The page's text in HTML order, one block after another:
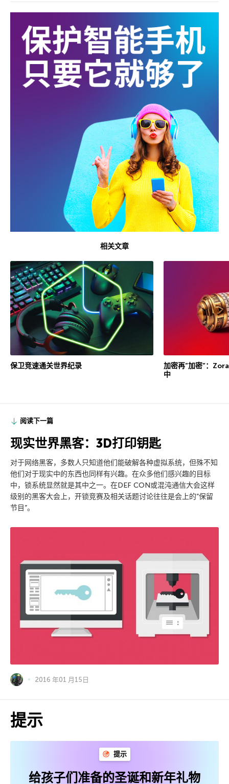
相关文章
保卫竞速通关世界纪录
加密再”加密”：
中
阅读下一篇
现实世界黑客：3D打印钥匙
对于网络黑客，多数人只知道他们能破解各种虚拟系统，但殊不知
他们对于现实中的东西也同样有兴趣。在众多他们感兴趣的目标
中，锁系统显然就是其中之一。在DEF CON或混沌通信大会这样
级别的黑客大会上，开锁竞赛及相关话题讨论往往是会上的”保留
节目”。
2016 年01 月15日
提示
提示
给孩子们准备的圣诞和新年礼物